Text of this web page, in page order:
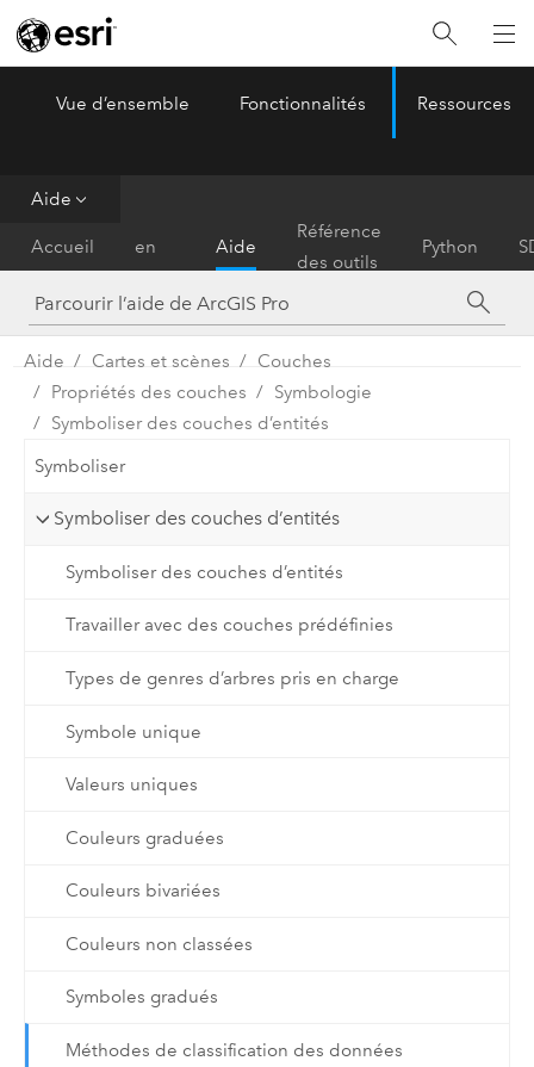
ArcGIS Pro
Vue d’ensemble Fonctionnalités Ressources
Aide
Accueil
en
main
Aide
Référence
des outils
Python
Aide Cartes et scènes
Couches
Propriétés des couches
Symbologie
Symboliser des couches d’entités
Symboliser
Symboliser des couches d’entités
Symboliser des couches d’entités
Travailler avec des couches prédéfinies
Types de genres d’arbres pris en charge
Symbole unique
Valeurs uniques
Couleurs graduées
Couleurs bivariées
Couleurs non classées
Symboles gradués
Méthodes de classification des données